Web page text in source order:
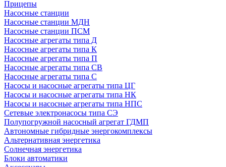
Прицепы
Насосные станции
Насосные станции МДН
Насосные станции ПСМ
Насосные агрегаты типа Д
Насосные агрегаты типа К
Насосные агрегаты типа П
Насосные агрегаты типа СВ
Насосные агрегаты типа С
Насосы и насосные агрегаты типа ЦГ
Насосы и насосные агрегаты типа НК
Насосы и насосные агрегаты типа НПС
Сетевые электронасосы типа СЭ
Полупогружной насосный агрегат ГДМП
Автономные гибридные энергокомплексы
Альтернативная энергетика
Солнечная энергетика
Блоки автоматики